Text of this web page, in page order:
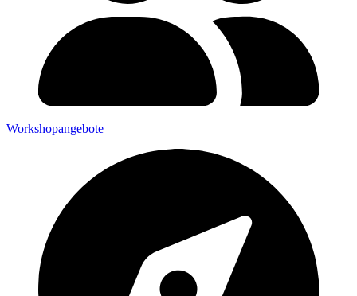
Workshopangebote